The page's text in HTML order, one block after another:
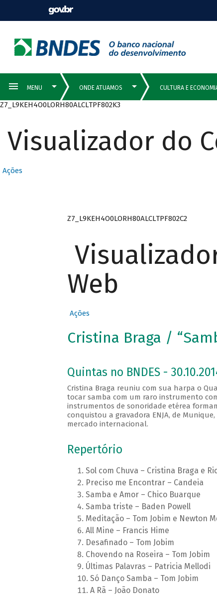
Z7_L9KEH4O0LORH80ALCLTPF802K3
Visualizador do
Ações
Z7_L9KEH4O0LORH80ALCLTPF802C2
Web
Ações
Cristina Braga /
Quintas no BNDES -
Cristina Braga reuniu com sua harpa o
tocar samba com um raro instrumento
instrumentos de sonoridade etérea
conquistou a gravadora ENJA, de
mercado internacional.
Repertório
Sol com Chuva – Cristina Braga e
Preciso me Encontrar – Candeia
Samba e Amor – Chico Buarque
Samba triste – Baden Powell
Meditação – Tom Jobim e Newton
All Mine – Francis Hime
Desafinado – Tom Jobim
Chovendo na Roseira – Tom Jobim
Últimas Palavras – Patricia Mellodi
Só Danço Samba – Tom Jobim
A Rã – João Donato